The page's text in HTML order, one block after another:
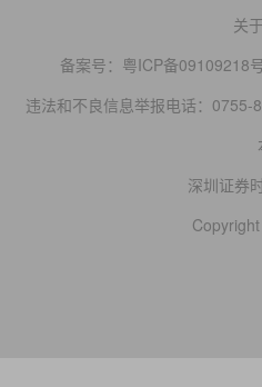
关
备案号： 粤ICP备09109218
违法和不良信息举报电话：0755-
深圳证券